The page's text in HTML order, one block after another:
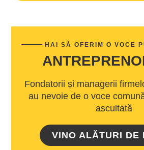
HAI SĂ OFERIM O VOCE
Fondatorii și managerii
au nevoie de o voce
ascultată
VINO ALĂTURI DE